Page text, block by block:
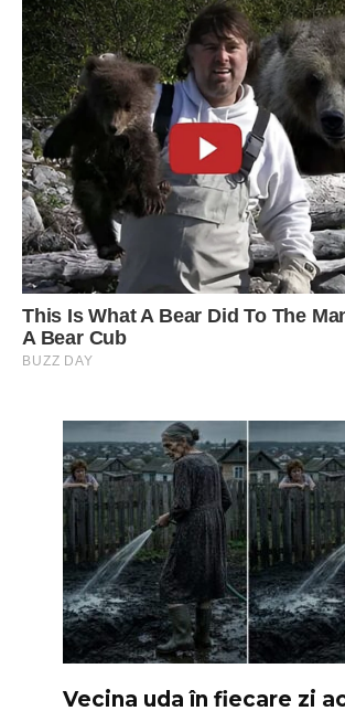
Vecina uda în fiecare zi